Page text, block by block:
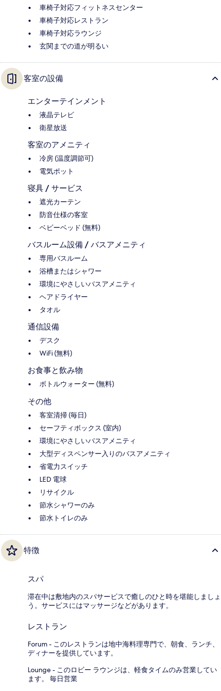
車椅子対応フィットネスセンター
車椅子対応レストラン
車椅子対応ラウンジ
玄関までの道が明るい
客室の設備
エンターテインメント
液晶テレビ
衛星放送
客室のアメニティ
冷房 (温度調節可)
電気ポット
寝具 / サービス
遮光カーテン
防音仕様の客室
ベビーベッド (無料)
バスルーム設備 / バスアメニティ
専用バスルーム
浴槽またはシャワー
環境にやさしいバスアメニティ
ヘアドライヤー
タオル
通信設備
デスク
WiFi (無料)
お食事と飲み物
ボトルウォーター (無料)
その他
客室清掃 (毎日)
セーフティボックス (室内)
環境にやさしいバスアメニティ
大型ディスペンサー入りのバスアメニティ
省電力スイッチ
LED 電球
リサイクル
節水シャワーのみ
節水トイレのみ
特徴
スパ
滞在中は敷地内のスパサービスで癒しのひと時を堪能しましょ
う。サービスにはマッサージなどがあります。
レストラン
Forum - このレストランは地中海料理専門で、朝食、ランチ、
ディナーを提供しています。
Lounge - このロビー ラウンジは、軽食タイムのみ営業してい
ます。 毎日営業